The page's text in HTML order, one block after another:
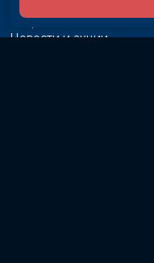
Скоро в кино
Новости и акции